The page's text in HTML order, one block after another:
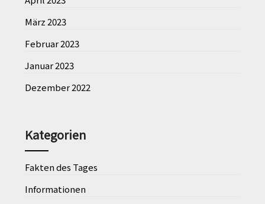
März 2023
Februar 2023
Januar 2023
Dezember 2022
Kategorien
Fakten des Tages
Informationen